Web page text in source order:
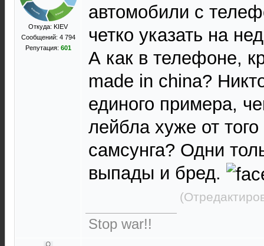
Откуда: KIEV
Сообщений: 4 794
Репутация: 601
автомобили с
четко указать на
А как в телефоне,
made in china?
единого примера,
лейбла хуже от
самсунга? Одни
выпады и бред.
Stop war!!